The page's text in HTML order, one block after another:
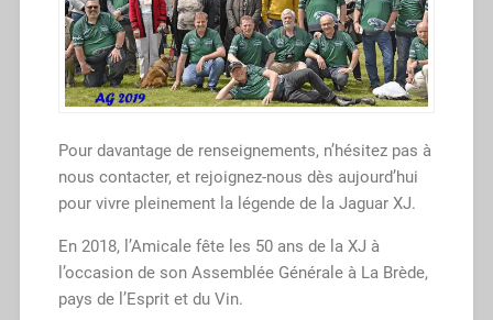
Pour davantage de renseignements, n’hésitez pas à
nous contacter, et rejoignez-nous dès aujourd’hui
pour vivre pleinement la légende de la Jaguar XJ.
En 2018, l’Amicale fête les 50 ans de la XJ à
l’occasion de son Assemblée Générale à La Brède,
pays de l’Esprit et du Vin.